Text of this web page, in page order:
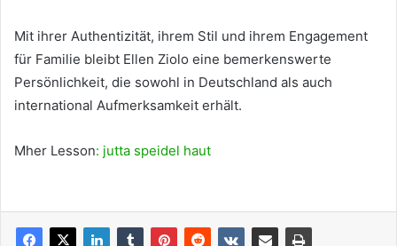
Mit ihrer Authentizität, ihrem Stil und ihrem Engagement
für Familie bleibt Ellen Ziolo eine bemerkenswerte
Persönlichkeit, die sowohl in Deutschland als auch
international Aufmerksamkeit erhält.
Mher Lesson: jutta speidel haut